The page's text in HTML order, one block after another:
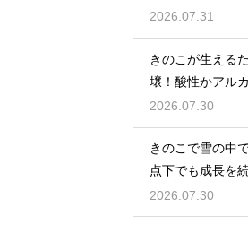
間キープする秘密
2026.07.31
きのこが生える
壌！酸性かアル
の好み
2026.07.30
きのこで雪の中
点下でも成長を
ちのたくましさ
2026.07.30